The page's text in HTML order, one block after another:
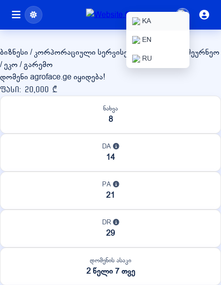
KA
EN
RU
agroface.ge
ბიზნესი / კორპორაციული სერვისებისასოფლო-სამეურნეო
/ ეკო / გარემო
დომენი agroface.ge იყიდება!
ფასი: 20,000 ₾
ნახვა
8
DA
14
PA
21
DR
29
დომენის ასაკი
2 წელი 7 თვე